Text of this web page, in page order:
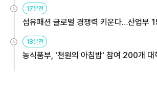
17분전
섬유패션 글로벌 경쟁력 키운다…산업부
18분전
농식품부, '천원의 아침밥' 참여 200개 대